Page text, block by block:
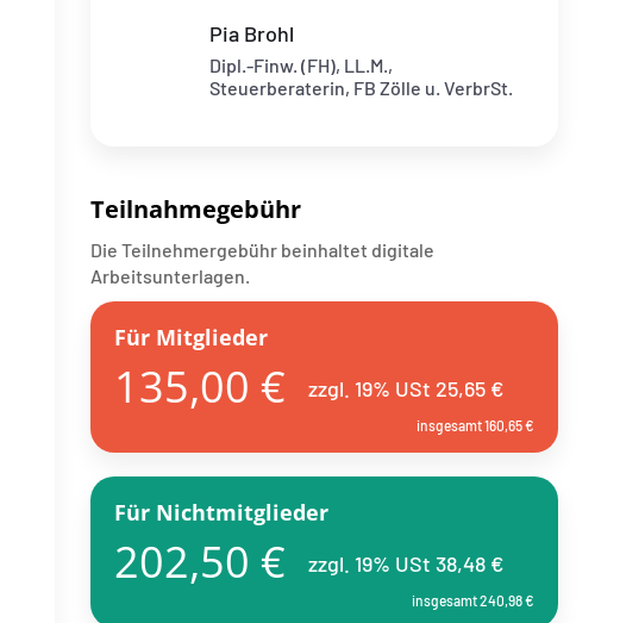
Pia Brohl
Dipl.-Finw. (FH), LL.M.,
Steuerberaterin, FB Zölle u. VerbrSt.
Teilnahmegebühr
Die Teilnehmergebühr beinhaltet digitale
Arbeitsunterlagen.
Für Mitglieder
135,00 € zzgl. 19% USt 25,65 €
insgesamt 160,65 €
Für Nichtmitglieder
202,50 € zzgl. 19% USt 38,48 €
insgesamt 240,98 €